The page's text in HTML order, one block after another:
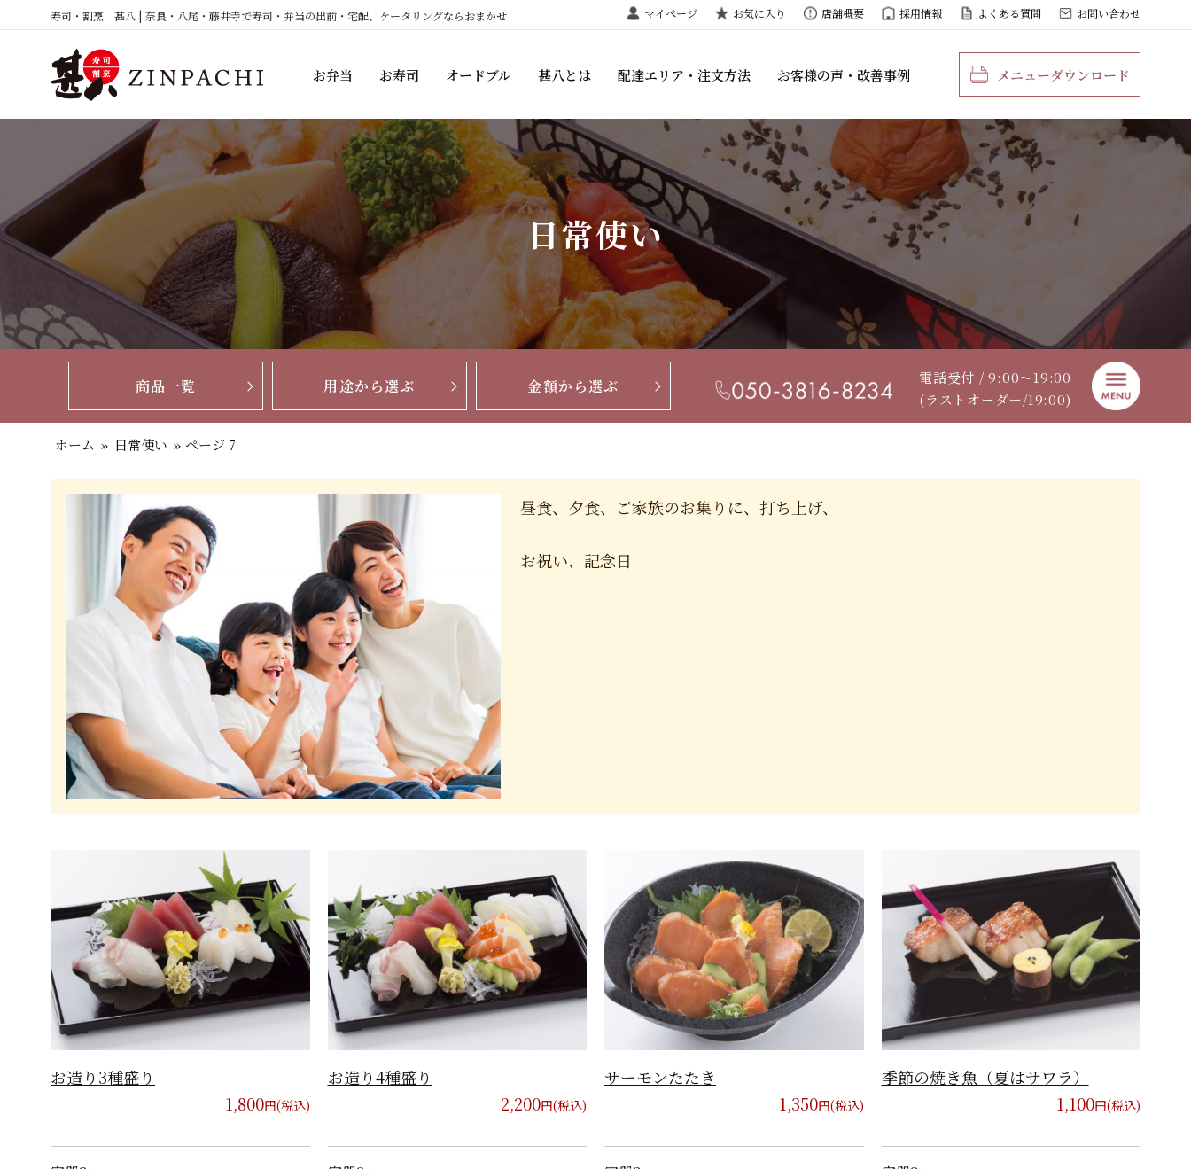
ン
プ
寿司・割烹 甚八 | 奈良・八尾・藤井寺で寿司・弁当の出前・宅配、ケータリングならおまかせ マイページ お気に入り 店舗概要 採用情報 よくある質問 お問い合わせ
お弁当 お寿司 オードブル 甚八とは 配達エリア・注文方法 お客様の声・改善事例 メニューダウンロード
日常使い
商品一覧 用途から選ぶ 金額から選ぶ
電話受付 / 9:00〜19:00
(ラストオーダー/19:00)
ホーム » 日常使い » ページ 7
昼食、夕食、ご家族のお集りに、打ち上げ、
お祝い、記念日
お造り3種盛り
1,800円(税込)
お造り4種盛り
2,200円(税込)
サーモンたたき
1,350円(税込)
季節の焼き魚（夏はサワラ）
1,100円(税込)